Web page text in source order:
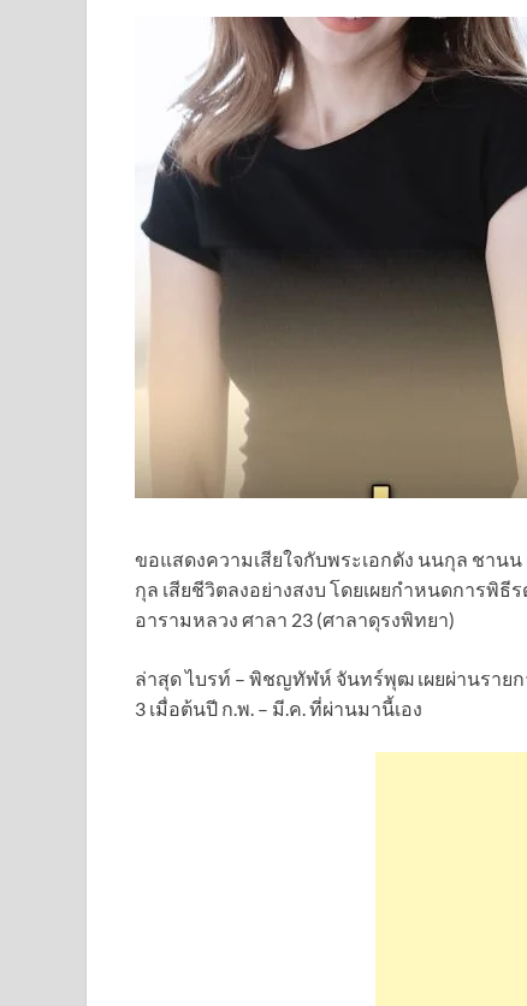
ขอแสดงความเสียใจกับพระเอกดัง นนกุล ชาน
กุล เสียชีวิตลงอย่างสงบ โดยเผยกำหนดการพิ
อารามหลวง ศาลา 23 (ศาลาดุรงพิทยา)
ล่าสุด ไบรท์ – พิชญทัฬห์ จันทร์พุฒ เผยผ่านราย
3 เมื่อต้นปี ก.พ. – มี.ค. ที่ผ่านมานี้เอง